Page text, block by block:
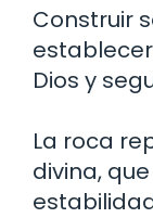
Construir
Dios y
La roca
divina,